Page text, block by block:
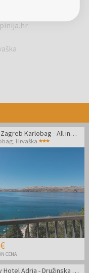
Hotel Zagreb Karlobag - All inclusive light poletje - Soba z balkonom
Hrvaška
CENA
Family Hotel Adria - Družinska all inclusive jesen v Dalmaciji